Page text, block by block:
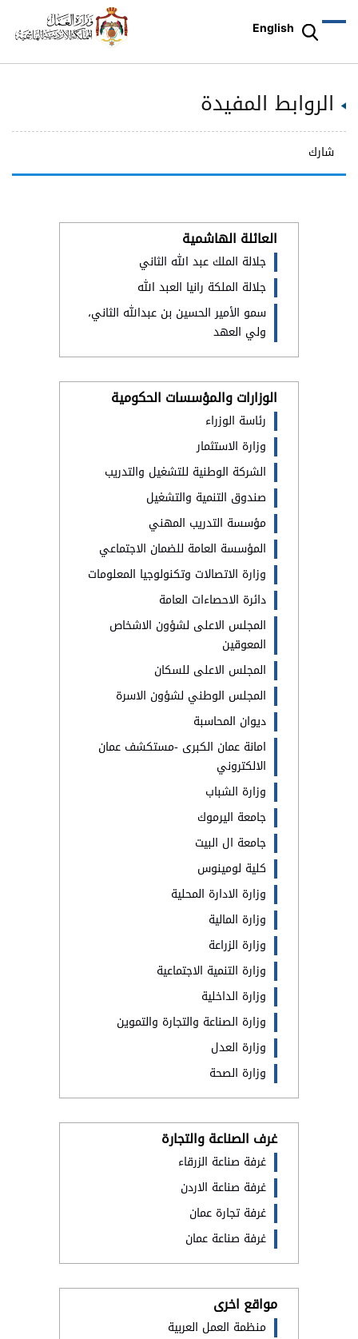
English
الروابط المفيدة
شارك
العائلة الهاشمية
جلالة الملك عبد الله الثاني
جلالة الملكة رانيا العبد الله
سمو الأمير الحسين بن عبدالله الثاني،
ولي العهد
الوزارات والمؤسسات الحكومية
رئاسة الوزراء
وزارة الاستثمار
الشركة الوطنية للتشغيل والتدريب
صندوق التنمية والتشغيل
مؤسسة التدريب المهني
المؤسسة العامة للضمان الاجتماعي
وزارة الاتصالات وتكنولوجيا المعلومات
دائرة الاحصاءات العامة
المجلس الاعلى لشؤون الاشخاص
المعوقين
المجلس الاعلى للسكان
المجلس الوطني لشؤون الاسرة
ديوان المحاسبة
امانة عمان الكبرى -مستكشف عمان
الالكتروني
وزارة الشباب
جامعة اليرموك
جامعة ال البيت
كلية لومينوس
وزارة الادارة المحلية
وزارة المالية
وزارة الزراعة
وزارة التنمية الاجتماعية
وزارة الداخلية
وزارة الصناعة والتجارة والتموين
وزارة العدل
وزارة الصحة
غرف الصناعة والتجارة
غرفة صناعة الزرقاء
غرفة صناعة الاردن
غرفة تجارة عمان
غرفة صناعة عمان
مواقع اخرى
منظمة العمل العربية